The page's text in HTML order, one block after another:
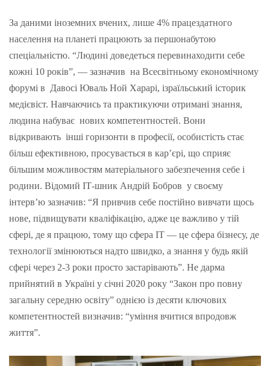
За даними іноземних вчених, лише 4% працездатного
населення на планеті працюють за першонабутою
спеціальністю. “Людині доведеться перевинаходити себе
кожні 10 років”, — зазначив на Всесвітньому економічному
форумі в Давосі Юваль Ной Харарі, ізраїльський історик
медієвіст. Навчаючись та практикуючи отримані знання,
людина набуває нових компетентностей. Вони
відкривають інші горизонти в професії, особистість стає
більш ефективною, просувається в кар’єрі, що сприяє
більшим можливостям матеріального забезпечення себе і
родини. Відомий ІТ-шник Андрій Бобров у своєму
інтерв’ю зазначив: “Я привчив себе постійно вивчати щось
нове, підвищувати кваліфікацію, адже це важливо у тій
сфері, де я працюю, тому що сфера ІТ — це сфера бізнесу, де
технології змінюються надто швидко, а знання у будь якій
сфері через 2-3 роки просто застарівають”. Не дарма
прийнятий в Україні у січні 2020 року “Закон про повну
загальну середню освіту” однією із десяти ключових
компетентностей визначив: “уміння вчитися впродовж
життя”.